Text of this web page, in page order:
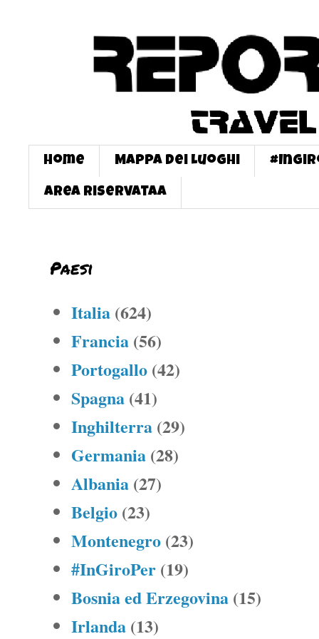
Home Mappa dei Luoghi
Area Riservataa
Paesi
Italia (624)
Francia (56)
Portogallo (42)
Spagna (41)
Inghilterra (29)
Germania (28)
Albania (27)
Belgio (23)
Montenegro (23)
#InGiroPer (19)
Bosnia ed Erzegovina (15)
Irlanda (13)